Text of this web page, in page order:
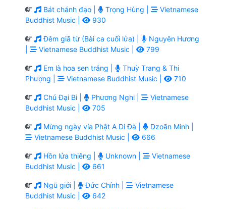
Bát chánh đạo | Trọng Hùng |
Vietnamese
Buddhist Music |
930
Đêm giã từ (Bài ca cuối lửa) |
Nguyên Hương
Vietnamese Buddhist Music | 799
Em là hoa sen trắng |
Thuỳ Trang & Thi
Phượng |
Vietnamese Buddhist Music | 710
Chú Đại Bi | Phương Nghi |
Vietnamese
Buddhist Music |
705
Mừng ngày vía Phật A Di Đà |
Dzoãn Minh |
Vietnamese Buddhist Music |
666
Hồn lửa thiêng | Unknown |
Vietnamese
Buddhist Music |
661
Ngũ giới | Đức Chính |
Vietnamese
Buddhist Music |
642